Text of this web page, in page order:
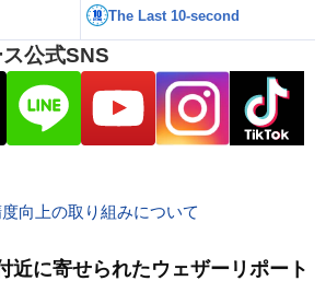
The Last 10-second
公式SNS
向上の取り組みについて
近に寄せられたウェザーリポート